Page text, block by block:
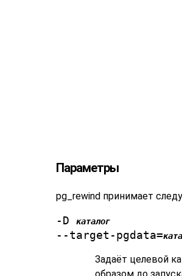
Параметры
pg_rewind принимает
-D каталог
--target-pgdata=
Задаёт целевой